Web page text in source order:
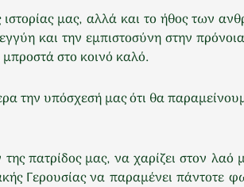
ιστορίας μας, αλλά και το ήθος των
και την εμπιστοσύνη στην
στο κοινό καλό.
την υπόσχεσή μας ότι θα
πατρίδος μας, να χαρίζει στον λαό
Γερουσίας να παραμένει πάντοτε